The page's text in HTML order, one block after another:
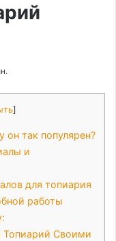
]
он так популярен?
и
для топиария
работы
Топиарий Своими